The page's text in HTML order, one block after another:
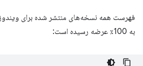
فهرست همه نسخه‌های منتشر شده برای ویندوز
به 100٪ عرضه رسیده است: